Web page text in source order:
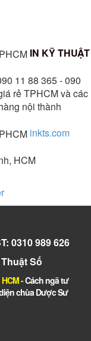
IN KỸ THUẬT
11 88 365 - 090
rẻ TPHCM và các
nội thành
inkts.com
HCM
0310 989 626
Số
-Cách ngã tư
chùa Dược Sư